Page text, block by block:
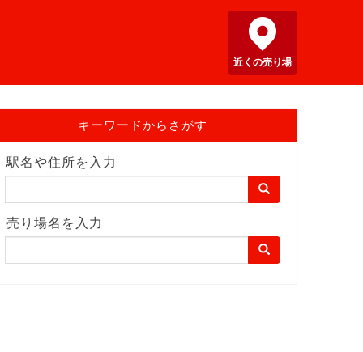
近くの売り場
キーワードからさがす
駅名や住所を入力
売り場名を入力